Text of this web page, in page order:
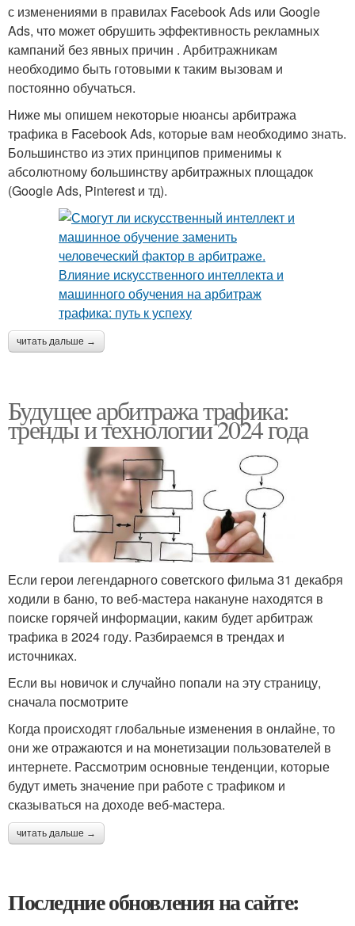
с изменениями в правилах Facebook Ads или Google
Ads, что может обрушить эффективность рекламных
кампаний без явных причин . Арбитражникам
необходимо быть готовыми к таким вызовам и
постоянно обучаться.
Ниже мы опишем некоторые нюансы арбитража
трафика в Facebook Ads, которые вам необходимо знать.
Большинство из этих принципов применимы к
абсолютному большинству арбитражных площадок
(Google Ads, Pinterest и тд).
читать дальше →
Будущее арбитража трафика:
тренды и технологии 2024 года
Если герои легендарного советского фильма 31 декабря
ходили в баню, то веб-мастера накануне находятся в
поиске горячей информации, каким будет арбитраж
трафика в 2024 году. Разбираемся в трендах и
источниках.
Если вы новичок и случайно попали на эту страницу,
сначала посмотрите
Когда происходят глобальные изменения в онлайне, то
они же отражаются и на монетизации пользователей в
интернете. Рассмотрим основные тенденции, которые
будут иметь значение при работе с трафиком и
сказываться на доходе веб-мастера.
читать дальше →
Последние обновления на сайте: